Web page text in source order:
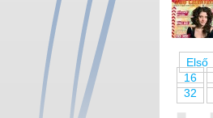
Első
16
32